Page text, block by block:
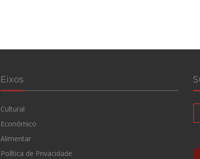
Eixos
Cultural
Económico
Alimentar
Política de Privacidade